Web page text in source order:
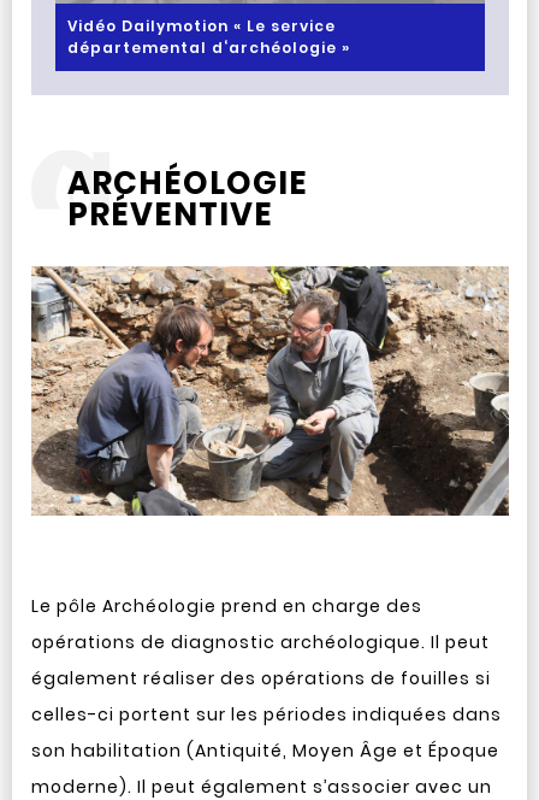
Vidéo Dailymotion « Le service
départemental d‘archéologie »
ARCHÉOLOGIE
PRÉVENTIVE
Le pôle Archéologie prend en charge des
opérations de diagnostic archéologique. Il peut
également réaliser des opérations de fouilles si
celles-ci portent sur les périodes indiquées dans
son habilitation (Antiquité, Moyen Âge et Époque
moderne). Il peut également s’associer avec un